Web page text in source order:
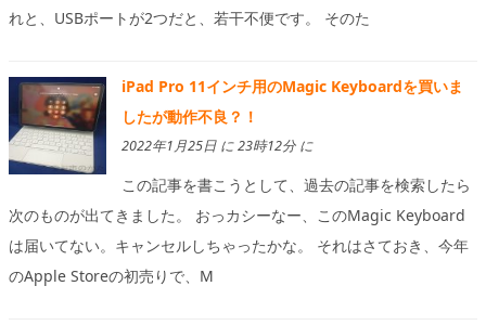
れと、USBポートが2つだと、若干不便です。 そのた
iPad Pro 11インチ用のMagic Keyboardを買いま
したが動作不良？！
2022年1月25日 に 23時12分 に
この記事を書こうとして、過去の記事を検索したら
次のものが出てきました。 おっカシーなー、このMagic Keyboard
は届いてない。キャンセルしちゃったかな。 それはさておき、今年
のApple Storeの初売りで、M